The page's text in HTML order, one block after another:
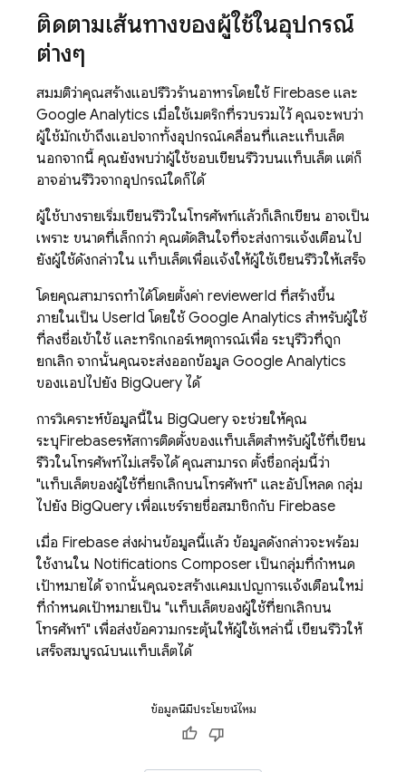
ติดตามเส้นทางของผู้ใช้ในอุปกรณ์
ต่างๆ
สมมติว่าคุณสร้างแอปรีวิวร้านอาหารโดยใช้ Firebase และ
Google Analytics เมื่อใช้เมตริกที่รวบรวมไว้ คุณจะพบว่า
ผู้ใช้มักเข้าถึงแอปจากทั้งอุปกรณ์เคลื่อนที่และแท็บเล็ต
นอกจากนี้ คุณยังพบว่าผู้ใช้ชอบเขียนรีวิวบนแท็บเล็ต แต่ก็
อาจอ่านรีวิวจากอุปกรณ์ใดก็ได้
ผู้ใช้บางรายเริ่มเขียนรีวิวในโทรศัพท์แล้วก็เลิกเขียน อาจเป็น
เพราะ ขนาดที่เล็กกว่า คุณตัดสินใจที่จะส่งการแจ้งเตือนไป
ยังผู้ใช้ดังกล่าวใน แท็บเล็ตเพื่อแจ้งให้ผู้ใช้เขียนรีวิวให้เสร็จ
โดยคุณสามารถทำได้โดยตั้งค่า reviewerId ที่สร้างขึ้น
ภายในเป็น UserId โดยใช้ Google Analytics สำหรับผู้ใช้
ที่ลงชื่อเข้าใช้ และทริกเกอร์เหตุการณ์เพื่อ ระบุรีวิวที่ถูก
ยกเลิก จากนั้นคุณจะส่งออกข้อมูล Google Analytics
ของแอปไปยัง BigQuery ได้
การวิเคราะห์ข้อมูลนี้ใน BigQuery จะช่วยให้คุณ
ระบุFirebaseรหัสการติดตั้งของแท็บเล็ตสำหรับผู้ใช้ที่เขียน
รีวิวในโทรศัพท์ไม่เสร็จได้ คุณสามารถ ตั้งชื่อกลุ่มนี้ว่า
"แท็บเล็ตของผู้ใช้ที่ยกเลิกบนโทรศัพท์" และอัปโหลด กลุ่ม
ไปยัง BigQuery เพื่อแชร์รายชื่อสมาชิกกับ Firebase
เมื่อ Firebase ส่งผ่านข้อมูลนี้แล้ว ข้อมูลดังกล่าวจะพร้อม
ใช้งานใน Notifications Composer เป็นกลุ่มที่กำหนด
เป้าหมายได้ จากนั้นคุณจะสร้างแคมเปญการแจ้งเตือนใหม่
ที่กำหนดเป้าหมายเป็น "แท็บเล็ตของผู้ใช้ที่ยกเลิกบน
โทรศัพท์" เพื่อส่งข้อความกระตุ้นให้ผู้ใช้เหล่านี้ เขียนรีวิวให้
เสร็จสมบูรณ์บนแท็บเล็ตได้
ข้อมูลนี้มีประโยชน์ไหม